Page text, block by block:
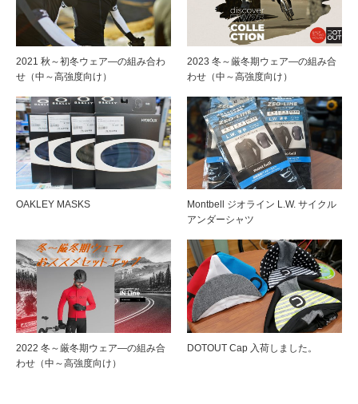
2021 秋～初冬ウェア―の組み合わ
せ（中～高強度向け）
2023 冬～厳冬期ウェア―の組み合
わせ（中～高強度向け）
OAKLEY MASKS
Montbell ジオライン L.W. サイクル
アンダーシャツ
2022 冬～厳冬期ウェア―の組み合
わせ（中～高強度向け）
DOTOUT Cap 入荷しました。